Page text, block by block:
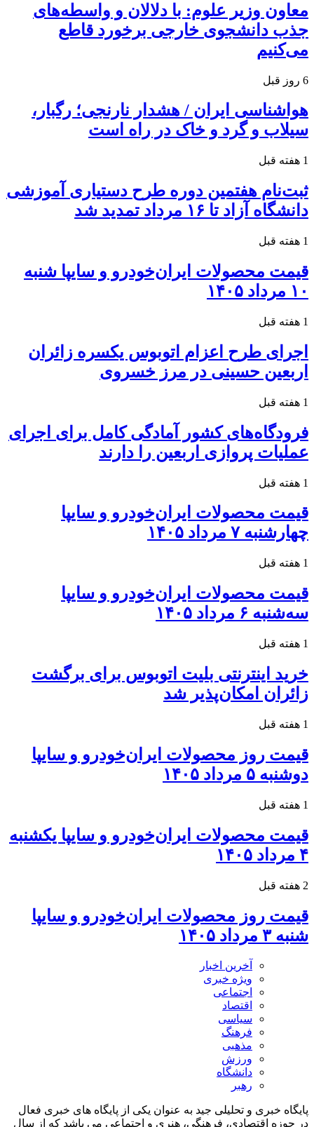
معاون وزیر علوم: با دلالان و واسطه‌های
جذب دانشجوی خارجی برخورد قاطع
می‌کنیم
6 روز قبل
هواشناسی ایران / هشدار نارنجی؛ رگبار،
سیلاب و گرد و خاک در راه است
1 هفته قبل
ثبت‌نام هفتمین دوره طرح دستیاری آموزشی
دانشگاه آزاد تا ۱۶ مرداد تمدید شد
1 هفته قبل
قیمت محصولات ایران‌خودرو و سایپا شنبه
۱۰ مرداد ۱۴۰۵
1 هفته قبل
اجرای طرح اعزام اتوبوس یکسره زائران
اربعین حسینی در مرز خسروی
1 هفته قبل
فرودگاه‌های کشور آمادگی کامل برای اجرای
عملیات پروازی اربعین را دارند
1 هفته قبل
قیمت محصولات ایران‌خودرو و سایپا
چهارشنبه ۷ مرداد ۱۴۰۵
1 هفته قبل
قیمت محصولات ایران‌خودرو و سایپا
سه‌شنبه ۶ مرداد ۱۴۰۵
1 هفته قبل
خرید اینترنتی بلیت اتوبوس برای برگشت
زائران امکان‌پذیر شد
1 هفته قبل
قیمت روز محصولات ایران‌خودرو و سایپا
دوشنبه ۵ مرداد ۱۴۰۵
1 هفته قبل
قیمت محصولات ایران‌خودرو و سایپا یکشنبه
۴ مرداد ۱۴۰۵
2 هفته قبل
قیمت روز محصولات ایران‌خودرو و سایپا
شنبه ۳ مرداد ۱۴۰۵
آخرین اخبار
ویژه خبری
اجتماعی
اقتصاد
سیاسی
فرهنگ
مذهبی
ورزش
دانشگاه
رهبر
پایگاه خبری و تحلیلی جید به عنوان یکی از پایگاه های خبری فعال
در حوزه اقتصادی، فرهنگی، هنری و اجتماعی می باشد که از سال